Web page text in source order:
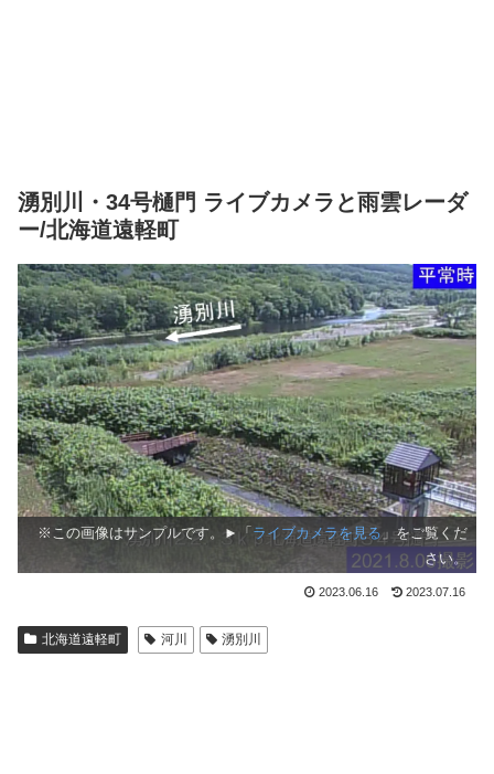
湧別川・34号樋門 ライブカメラと雨雲レーダ
ー/北海道遠軽町
※この画像はサンプルです。►「ライブカメラを見る」をご覧くだ
さい。
2023.06.16 2023.07.16
北海道遠軽町 河川 湧別川